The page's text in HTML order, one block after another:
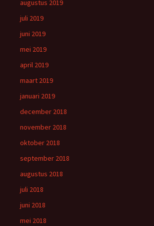
augustus 2019
juli 2019
juni 2019
mei 2019
april 2019
maart 2019
januari 2019
december 2018
november 2018
oktober 2018
september 2018
augustus 2018
juli 2018
juni 2018
mei 2018